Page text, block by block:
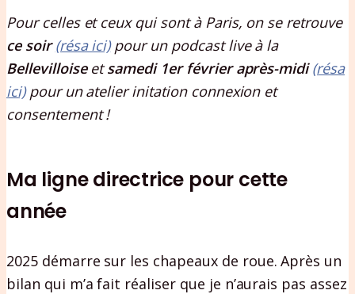
Pour celles et ceux qui sont à Paris, on se retrouve
ce soir (résa ici)pour un podcast live à la
Bellevilloiseetsamedi 1er février après-midi (résa
ici)pour un atelier initation connexion et
consentement !
Ma ligne directrice pour cette
année
2025 démarre sur les chapeaux de roue. Après un
bilan qui m’a fait réaliser que je n’aurais pas assez